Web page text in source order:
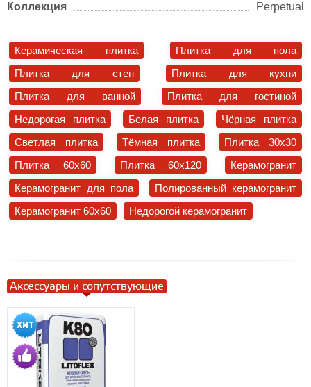
Коллекция
Perpetual
Керамическая плитка
Плитка для пола
Плитка для стен
Плитка для кухни
Плитка для ванной
Плитка для гостиной
Недорогая плитка
Белая плитка
Чёрная плитка
Светлая плитка
Тёмная плитка
Плитка 30x30
Плитка 60x60
Плитка 60x120
Керамогранит
Керамогранит для пола
Полированный керамогранит
Керамогранит 60x60
Недорогой керамогранит
Аксессуары и сопутствующие